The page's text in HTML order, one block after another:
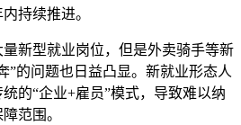
持续推进。
新型就业岗位，但是外卖骑手等新
”的问题也日益凸显。新就业形态人
的“企业+雇员”模式，导致难以纳
范围。